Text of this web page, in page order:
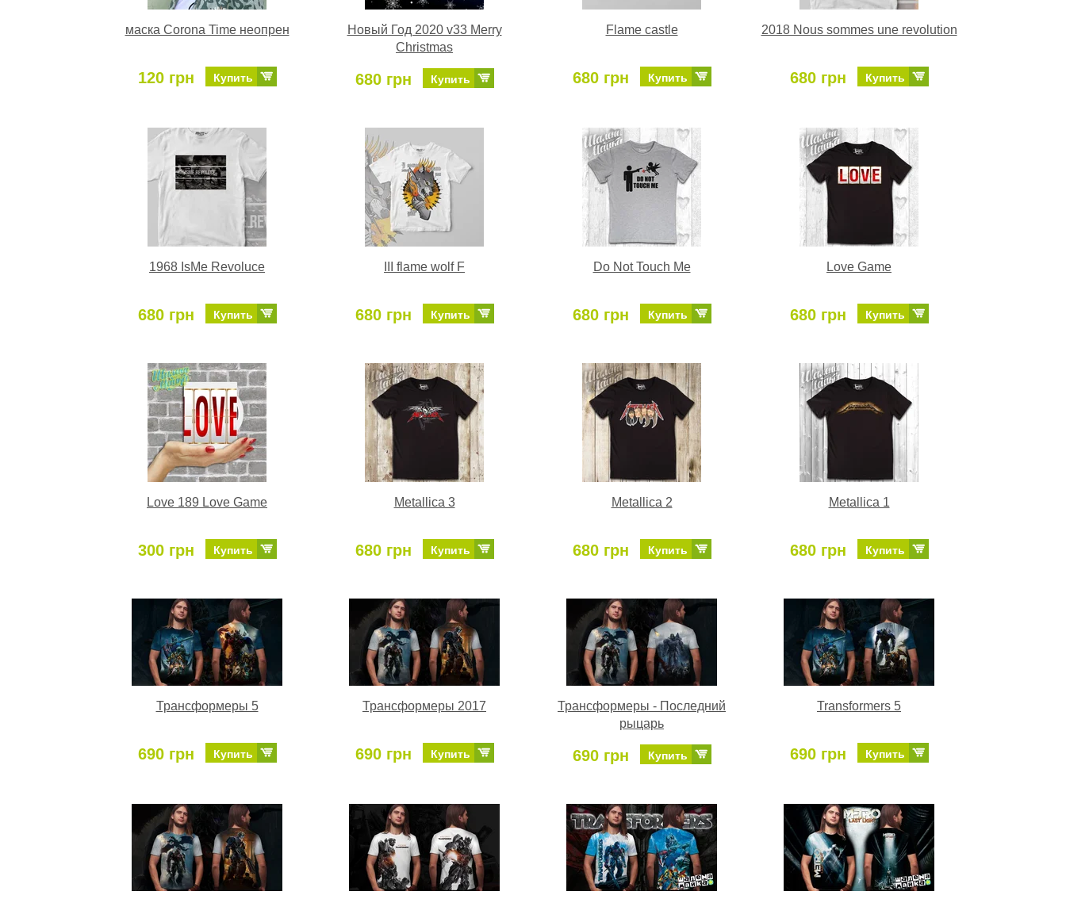
маска Corona Time неопрен
120 грн Купить
Новый Год 2020 v33 Merry
Christmas
680 грн Купить
Flame castle
680 грн Купить
2018 Nous sommes une revolution
680 грн Купить
1968 IsMe Revoluce
680 грн Купить
III flame wolf F
680 грн Купить
Do Not Touch Me
680 грн Купить
Love Game
680 грн Купить
Love 189 Love Game
300 грн Купить
Metallica 3
680 грн Купить
Metallica 2
680 грн Купить
Metallica 1
680 грн Купить
Трансформеры 5
690 грн Купить
Трансформеры 2017
690 грн Купить
Трансформеры - Последний
рыцарь
690 грн Купить
Transformers 5
690 грн Купить